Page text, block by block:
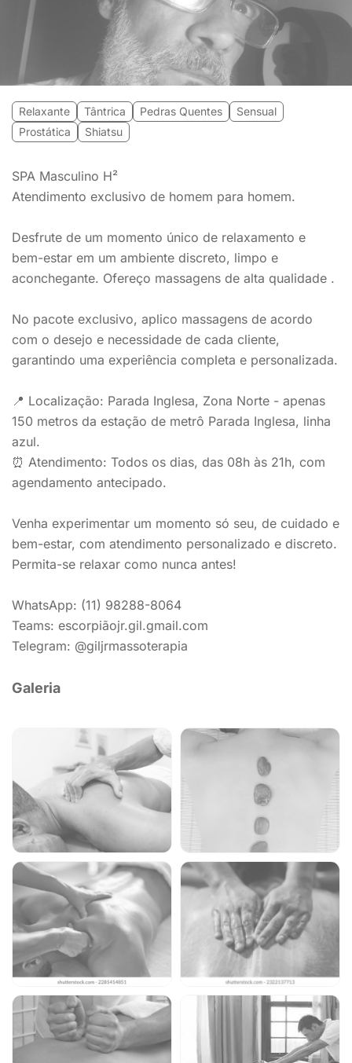
Relaxante Tântrica Pedras Quentes
Sensual
Prostática
Shiatsu
SPA Masculino H²
Atendimento exclusivo de homem para homem.
Desfrute de um momento único de relaxamento e
bem-estar em um ambiente discreto, limpo e
aconchegante. Ofereço massagens de alta qualidade .
No pacote exclusivo, aplico massagens de acordo
com o desejo e necessidade de cada cliente,
garantindo uma experiência completa e personalizada.
📍 Localização: Parada Inglesa, Zona Norte - apenas
150 metros da estação de metrô Parada Inglesa, linha
azul.
⏰ Atendimento: Todos os dias, das 08h às 21h, com
agendamento antecipado.
Venha experimentar um momento só seu, de cuidado e
bem-estar, com atendimento personalizado e discreto.
Permita-se relaxar como nunca antes!
WhatsApp: (11) 98288-8064
Teams: escorpiãojr.gil.gmail.com
Telegram: @giljrmassoterapia
Galeria